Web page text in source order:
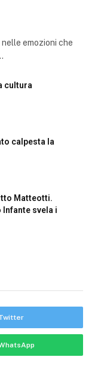
emozioni che
cultura
calpesta la
Matteotti.
Infante svela i